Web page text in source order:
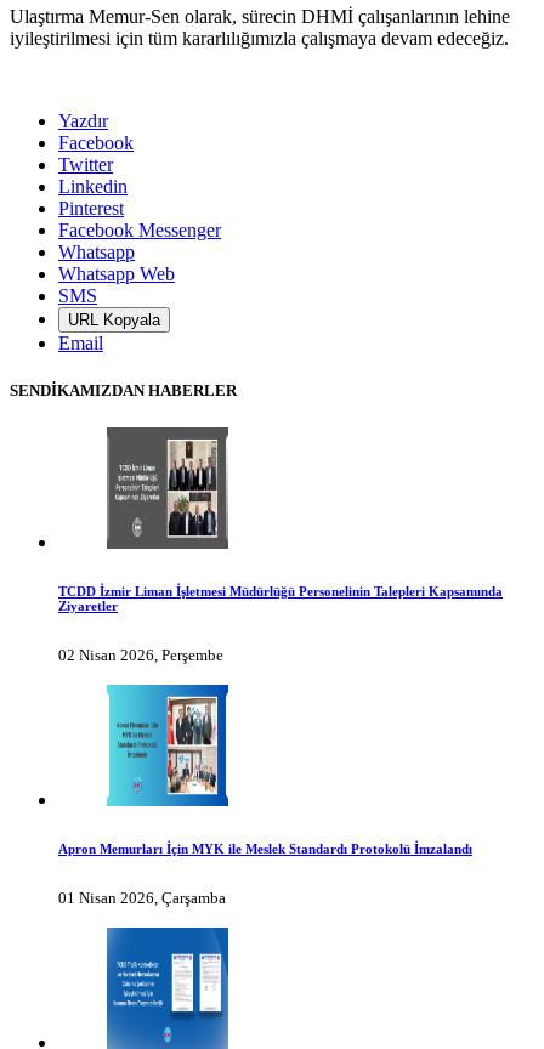
Ulaştırma Memur-Sen olarak, sürecin DHMİ çalışanlarının lehine
iyileştirilmesi için tüm kararlılığımızla çalışmaya devam edeceğiz.
Yazdır
Facebook
Twitter
Linkedin
Pinterest
Facebook Messenger
Whatsapp
Whatsapp Web
SMS
URL Kopyala
Email
SENDİKAMIZDAN HABERLER
TCDD İzmir Liman İşletmesi Müdürlüğü Personelinin Talepleri Kapsamında
Ziyaretler
02 Nisan 2026, Perşembe
Apron Memurları İçin MYK ile Meslek Standardı Protokolü İmzalandı
01 Nisan 2026, Çarşamba